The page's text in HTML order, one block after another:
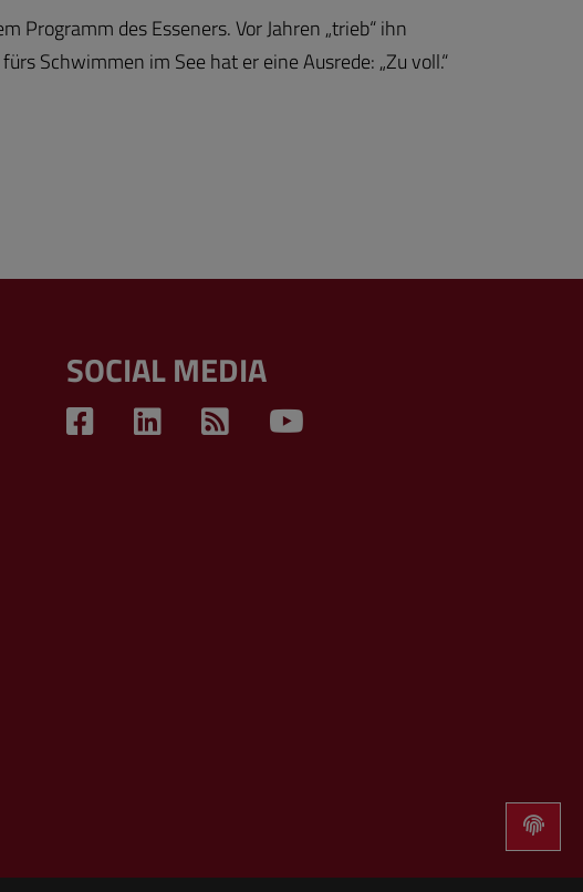
Programm des Esseners. Vor Jahren „trieb“ ihn
Schwimmen im See hat er eine Ausrede: „Zu voll.“
SOCIAL MEDIA